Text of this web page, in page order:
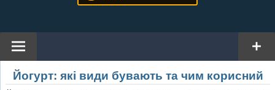
Йогурт: які види бувають та чим корисний